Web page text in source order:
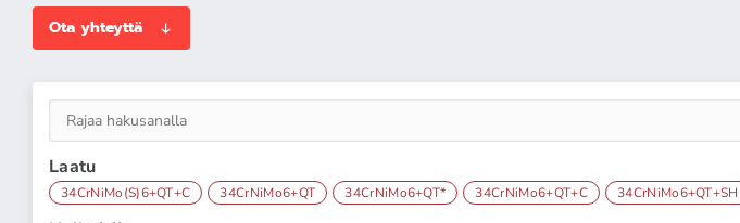
Ota yhteyttä
Laatu
34CrNiMo(S)6+QT+C 34CrNiMo6+QT 34CrNiMo6+QT* 34CrNiMo6+QT+C 34CrNiMo6+QT+SH